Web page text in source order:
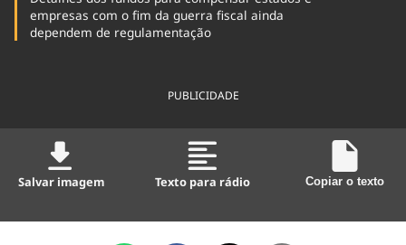
empresas com o fim da guerra fiscal ainda
dependem de regulamentação
PUBLICIDADE
Salvar imagem Texto para rádio Copiar o texto